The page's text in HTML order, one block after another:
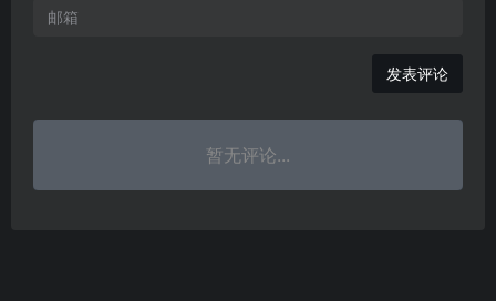
发表评论
暂无评论...